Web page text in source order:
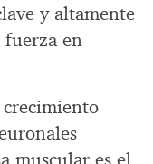
y altamente
fuerza en
muscular es el